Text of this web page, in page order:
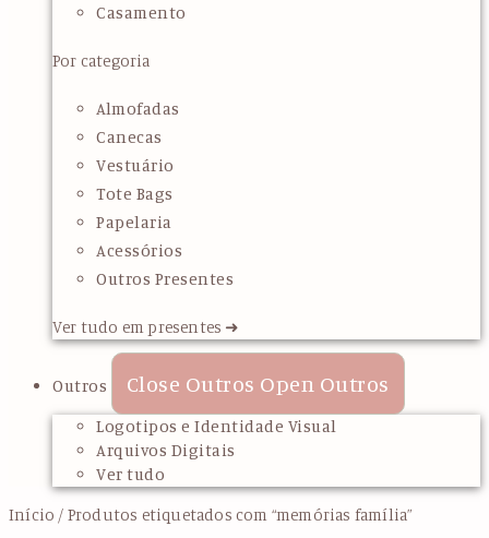
Casamento
Por categoria
Almofadas
Canecas
Vestuário
Tote Bags
Papelaria
Acessórios
Outros Presentes
Ver tudo em presentes ➜
Outros Close Outros Open Outros
Logotipos e Identidade Visual
Arquivos Digitais
Ver tudo
Início / Produtos etiquetados com “memórias família”